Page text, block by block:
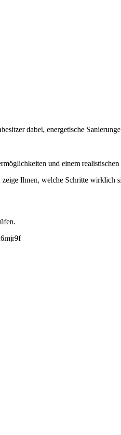
dabei, energetische
und einem
Ihnen, welche Schritte wirklich